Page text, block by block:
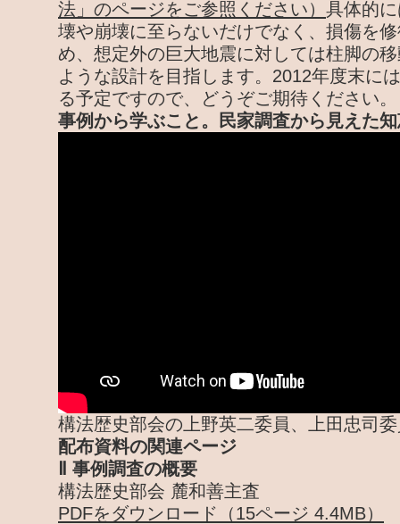
法」のページをご参照ください） 具体的
壊や崩壊に至らないだけでなく、損傷を
め、想定外の巨大地震に対しては柱脚の
ような設計を目指します。2012年度末に
る予定ですので、どうぞご期待ください。
事例から学ぶこと。民家調査から見えた
構法歴史部会の上野英二委員、上田忠司
配布資料の関連ページ
Ⅱ 事例調査の概要
構法歴史部会 麓和善主査
PDFをダウンロード（15ページ 4.4MB）